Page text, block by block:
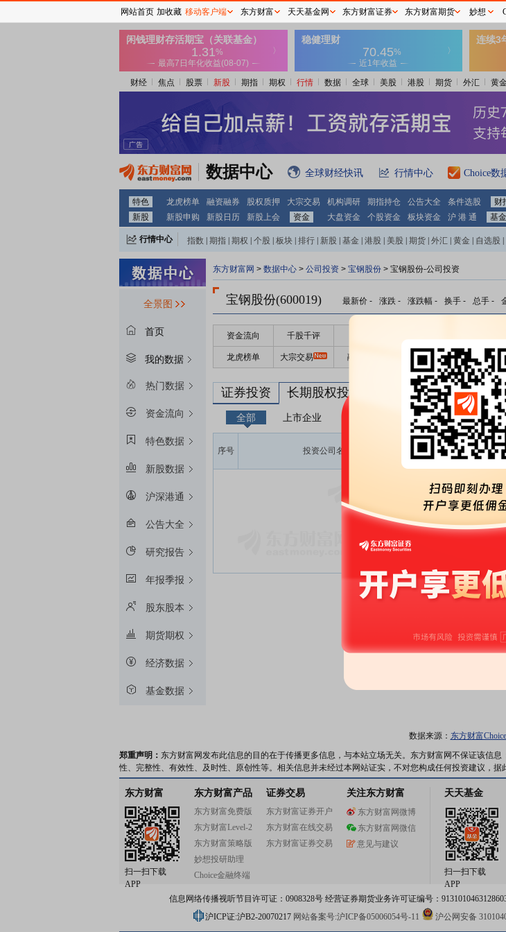
财经 焦点 股票 新股 期指 期权 行情 数据 全球 美股 港股 期货 外汇 黄
数据中心 全球财经快讯 行情中心 Choice数
特色 龙虎榜单 融资融券 股权质押 大宗交易 机构调研 期指持仓 公告大全 条件选股 财
新股
新股申购 新股日历 新股上会 资金 大盘资金 个股资金 板块资金 沪 港 通 基金
行情中心 指数 期指 期权 个股 板块 排行 新股 基金 港股 美股 期货 外汇 黄金 自选股
全景图
首页
我的数据
热门数据
资金流向
特色数据
新股数据
沪深港通
公告大全
研究报告
年报季报
股东股本
期货期权
经济数据
基金数据
东方财富网 > 数据中心 > 公司投资 > 宝钢股份 > 宝钢股份-公司投资
宝钢股份(600019) 最新价 - 涨跌 - 涨跌幅 - 换手 - 总手 -
资金流向 千股千评
龙虎榜单 大宗交易 融资融券 高管持股 股东大会
证券投资 长期股权投资
全部 上市企业
序号 投资公司名称
初始投资
金额(元)
持股数量
(股)
数据来源： 东方财富
郑重声明： 东方财富网发布此信息的目的在于传播更多信息，与本站立场无关。东方财富网不保证该信
性、完整性、有效性、及时性、原创性等。相关信息并未经过本网站证实，不对您构成任何投资建议，据
东方财富
扫一扫下载
APP
东方财富产品
东方财富免费版
东方财富Level-2
东方财富策略版
妙想投研助理
Choice金融终端
证券交易
东方财富证券开户
东方财富在线交易
东方财富证券交易
关注东方财富
东方财富网微博
东方财富网微信
意见与建议
天天基金
扫一扫下载
APP
信息网络传播视听节目许可证：0908328号 经营证券期货业务许可证编号：
沪ICP证:沪B2-20070217 网站备案号:沪ICP备05006054号-11 沪公网安备
网站首页 加收藏 移动客户端 东方财富 天天基金网 东方财富证券 东方财富期货 妙想